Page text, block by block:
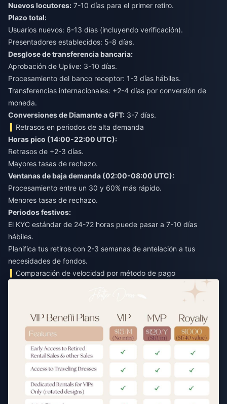
Nuevos locutores:
Plazo total:
Usuarios nuevos: 6-13 días (incluyendo verificación).
Presentadores establecidos: 5-8 días.
Desglose de transferencia bancaria:
Aprobación de Uplive: 3-10 días.
Procesamiento del banco receptor: 1-3 días hábiles.
Transferencias internacionales: +2-4 días por conversión de
moneda.
Conversiones de Diamante a GFT: 3-7 días.
Retrasos en periodos de alta demanda
Horas pico (14:00-22:00 UTC):
Retrasos de +2-3 días.
Mayores tasas de rechazo.
Ventanas de baja demanda (02:00-08:00 UTC):
Procesamiento entre un 30 y 60% más rápido.
Menores tasas de rechazo.
Periodos festivos:
El KYC estándar de 24-72 horas puede pasar a 7-10 días
hábiles.
Planifica tus retiros con 2-3 semanas de antelación a tus
necesidades de fondos.
Comparación de velocidad por método de pago